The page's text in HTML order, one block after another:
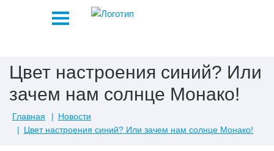
Цвет настроения синий? Или
зачем нам солнце Монако!
Главная
Новости
Цвет настроения синий? Или зачем нам солнце Монако!